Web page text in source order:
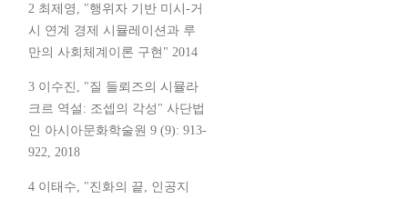
2 최제영, "행위자 기반 미시-거
시 연계 경제 시뮬레이션과 루
만의 사회체계이론 구현" 2014
3 이수진, "질 들뢰즈의 시뮬라
크르 역설: 조셉의 각성" 사단법
인 아시아문화학술원 9 (9): 913-
922, 2018
4 이태수, "진화의 끝, 인공지